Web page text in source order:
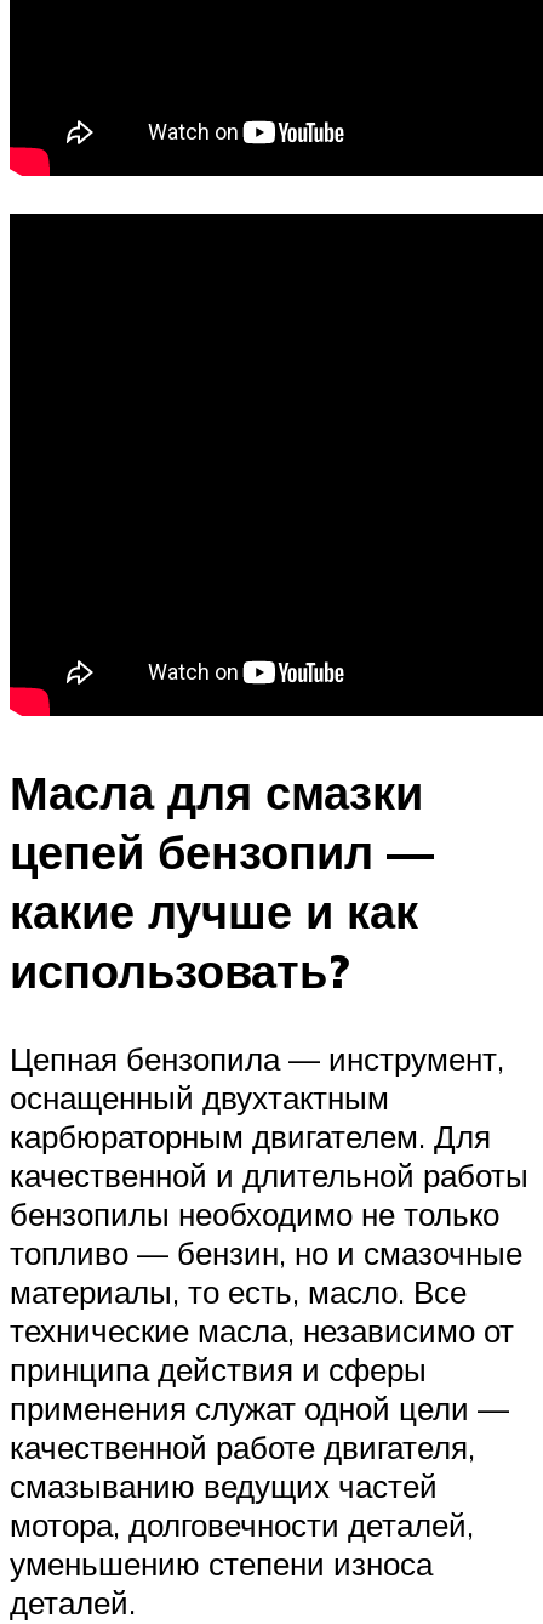
Масла для смазки
цепей бензопил —
какие лучше и как
использовать?
Цепная бензопила — инструмент,
оснащенный двухтактным
карбюраторным двигателем. Для
качественной и длительной работы
бензопилы необходимо не только
топливо — бензин, но и смазочные
материалы, то есть, масло. Все
технические масла, независимо от
принципа действия и сферы
применения служат одной цели —
качественной работе двигателя,
смазыванию ведущих частей
мотора, долговечности деталей,
уменьшению степени износа
деталей.